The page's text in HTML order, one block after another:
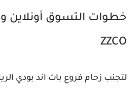
خطوات التسوق أونلاين
ZZCO
لتجنب زحام فروع باث اند بودي